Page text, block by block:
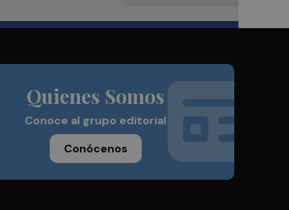
Quienes Somos
Conoce al grupo editorial
Conócenos